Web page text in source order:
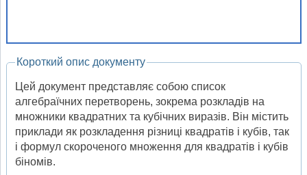
Короткий опис документу
Цей документ представляє собою список
алгебраїчних перетворень, зокрема розкладів на
множники квадратних та кубічних виразів. Він містить
приклади як розкладення різниці квадратів і кубів, так
і формул скороченого множення для квадратів і кубів
біномів.